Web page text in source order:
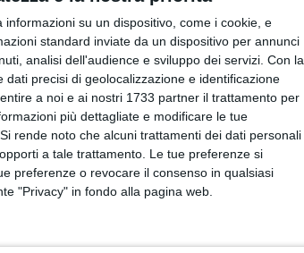
su un dispositivo, come i cookie, e
standard inviate da un dispositivo per annunci
analisi dell'audience e sviluppo dei servizi. Con la
precisi di geolocalizzazione e identificazione
a noi e ai nostri 1733 partner il trattamento per
più dettagliate e modificare le tue
Si rende noto che alcuni trattamenti dei dati personali
a tale trattamento. Le tue preferenze si
preferenze o revocare il consenso in qualsiasi
"Privacy" in fondo alla pagina web.
42 gradi che ha
vicine ai 42 gradi
mondiale in cui
scaldando e
Vieste e San